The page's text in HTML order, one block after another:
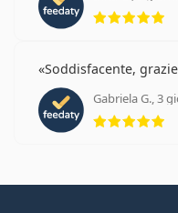
Soddisfacente,
Gabriela G., 3